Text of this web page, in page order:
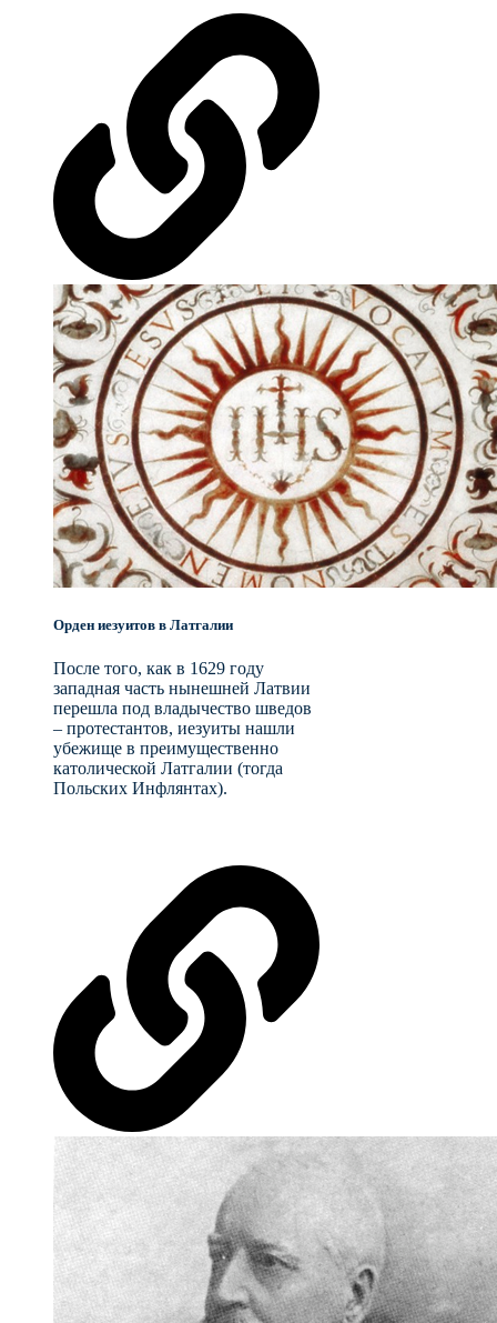
Орден иезуитов в Латгалии
После того, как в 1629 году
западная часть нынешней Латвии
перешла под владычество шведов
– протестантов, иезуиты нашли
убежище в преимущественно
католической Латгалии (тогда
Польских Инфлянтах).